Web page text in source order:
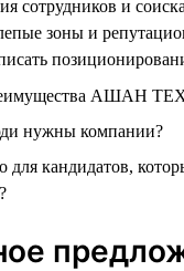
сотрудников и
зоны и
АШАН ТЕХ
нужны компании?
для кандидатов,